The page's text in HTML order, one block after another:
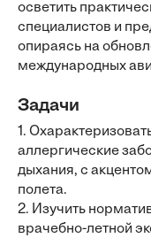
осветить
специалистов и
опираясь на
международных
Задачи
1.
аллергические
дыхания, с
полета.
2. Изучить
врачебно-летной